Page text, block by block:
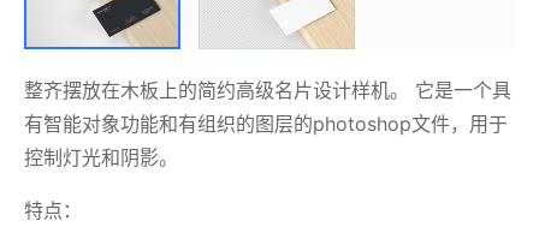
整齐摆放在木板上的简约高级名片设计样机。 它是一个具
有智能对象功能和有组织的图层的photoshop文件，用于
控制灯光和阴影。
特点：